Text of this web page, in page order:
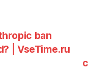
ban
| VseTime.ru